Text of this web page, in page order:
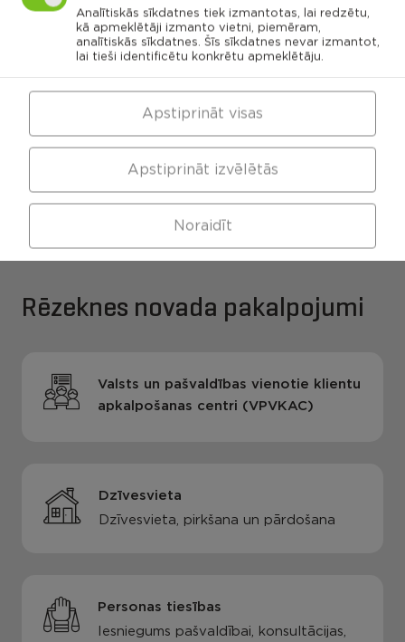
Maltas apvienības
pārvalde
Kaunatas apvienības
pārvalde
Viļānu apvienības
Feimaņu
pagasts
Pušas
pagasts
Maltas
pagasts
Mākoņkalna
pagasts
pagasts
Rēzeknes novada pakalpojumi
Valsts un pašvaldības vienotie klientu
apkalpošanas centri (VPVKAC)
Dzīvesvieta
Dzīvesvieta, pirkšana un pārdošana
Personas tiesības
Iesniegums pašvaldībai, konsultācijas,
Analītiskās sīkdatnes tiek izmantotas, lai redzētu,
kā apmeklētāji izmanto vietni, piemēram,
analītiskās sīkdatnes. Šīs sīkdatnes nevar izmantot,
lai tieši identificētu konkrētu apmeklētāju.
Noraidīt
Apstiprināt izvēlētās
Apstiprināt visas